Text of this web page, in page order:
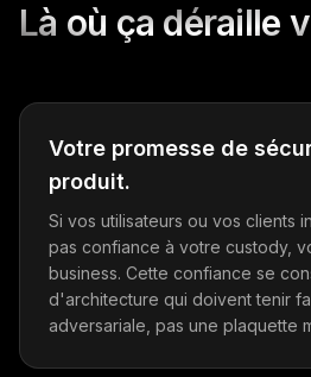
Là où ça déraille
Votre promesse de
produit.
Si vos utilisateurs ou vos clients
pas confiance à votre custody,
business. Cette confiance se
d'architecture qui doivent tenir
adversariale, pas une plaquette